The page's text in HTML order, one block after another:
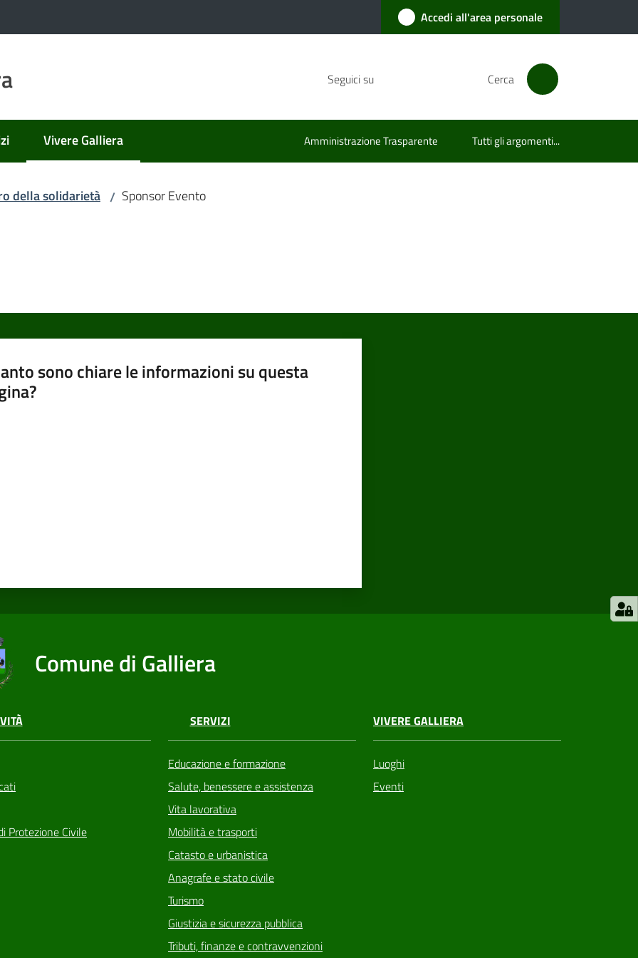
Accedi all'area personale
Seguici su Cerca
Vivere Galliera
Menu selezionato Amministrazione Trasparente Tutti gli argomenti...
della solidarietà / Sponsor Evento
sono chiare le informazioni su questa
Comune di Galliera
Protezione Civile
SERVIZI
Educazione e formazione
Salute, benessere e assistenza
Vita lavorativa
Mobilità e trasporti
Catasto e urbanistica
Anagrafe e stato civile
Turismo
Giustizia e sicurezza pubblica
Tributi, finanze e contravvenzioni
VIVERE GALLIERA
Luoghi
Eventi